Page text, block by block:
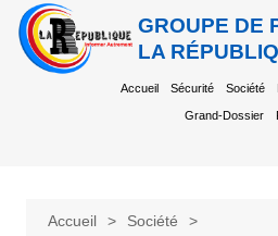
GROUPE DE
LA
Accueil Sécurité Société
Grand-Dossier
Accueil
Société